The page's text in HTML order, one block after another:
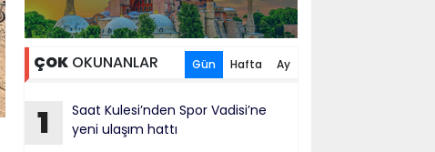
ÇOKOKUNANLAR Gün Hafta Ay
1
Saat Kulesi’nden Spor Vadisi’ne
yeni ulaşım hattı